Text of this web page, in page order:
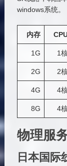
windows系统。
内存
1G 1
2G 2
4G 4
8G 4
物理服
日本国际